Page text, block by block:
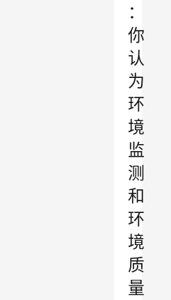
：
你
认
为
环
境
监
测
和
环
境
质
量